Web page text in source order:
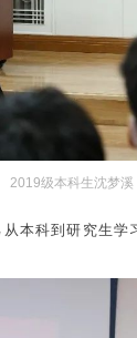
2019级本科生沈梦溪
本科到研究生